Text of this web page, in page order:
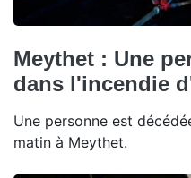
Meythet : Une
dans l'incendie
Une personne est
matin à Meythet.